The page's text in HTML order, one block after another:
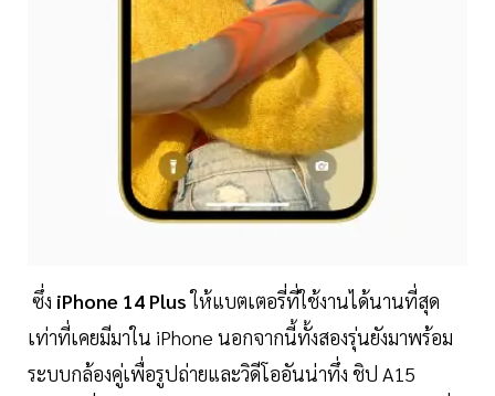
ซึ่ง iPhone 14 Plusให้แบตเตอรี่ที่ใช้งานได้นานที่สุด
เท่าที่เคยมีมาใน iPhone นอกจากนี้ทั้งสองรุ่นยังมาพร้อม
ระบบกล้องคู่เพื่อรูปถ่ายและวิดีโออันน่าทึ่ง ชิป A15